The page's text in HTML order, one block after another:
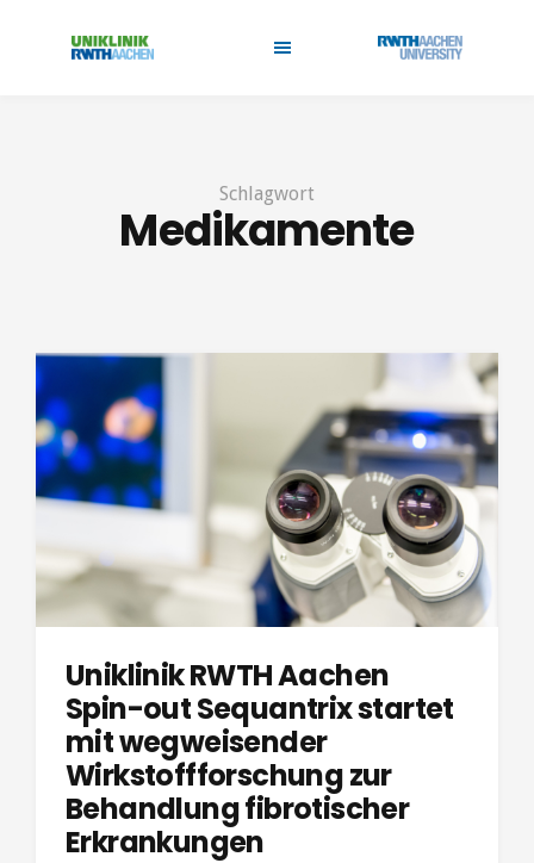
Schlagwort
Medikamente
Uniklinik RWTH Aachen
Spin-out Sequantrix startet
mit wegweisender
Wirkstoffforschung zur
Behandlung fibrotischer
Erkrankungen